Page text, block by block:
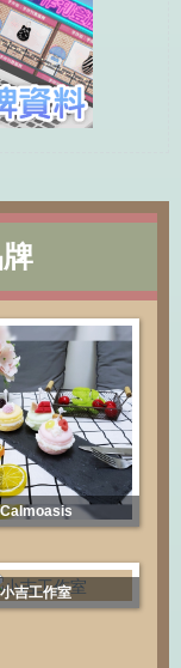
Calmoasis
小吉工作室